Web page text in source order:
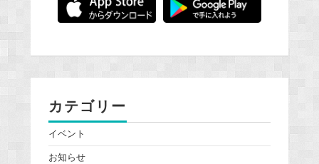
カテゴリー
イベント
お知らせ